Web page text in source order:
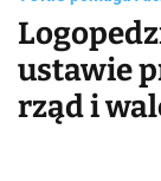
ustawie
rząd i